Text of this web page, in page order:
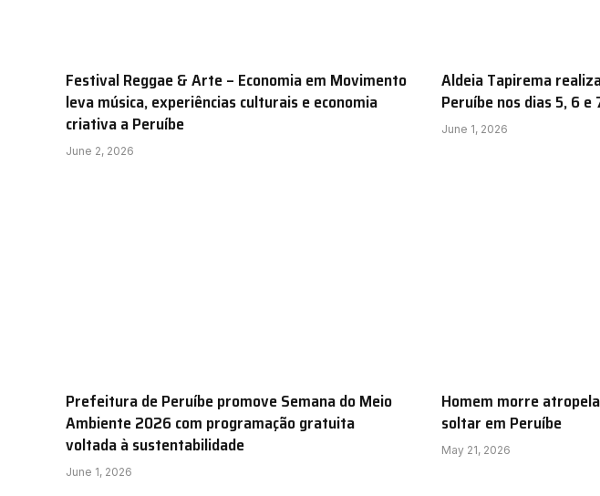
Festival Reggae & Arte – Economia em Movimento
leva música, experiências culturais e economia
criativa a Peruíbe
June 2, 2026
Aldeia Tapirema
Peruíbe nos dias 5, 6
June 1, 2026
Prefeitura de Peruíbe promove Semana do Meio
Ambiente 2026 com programação gratuita
voltada à sustentabilidade
June 1, 2026
Homem morre
soltar em Peruíbe
May 21, 2026